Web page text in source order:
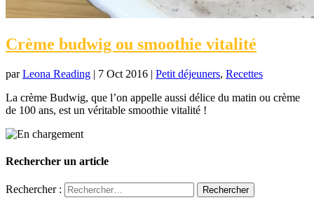
Crème budwig ou smoothie vitalité
parLeona Reading | 7 Oct 2016 | Petit déjeuners, Recettes
La crème Budwig, que l’on appelle aussi délice du matin ou crème
de 100 ans, est un véritable smoothie vitalité !
Rechercher un article
Rechercher :